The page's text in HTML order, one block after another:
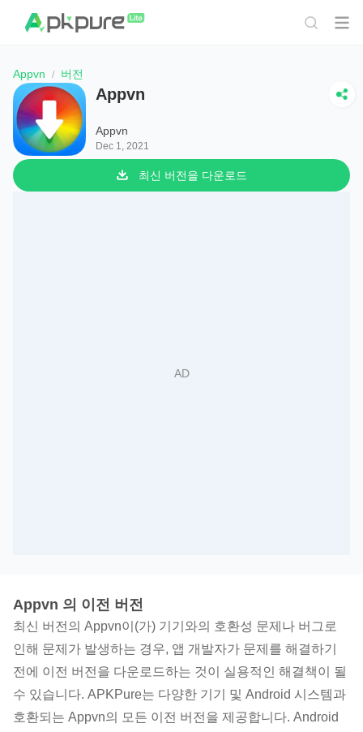
Appvn 버전
Appvn
Appvn
Dec 1, 2021
최신 버전을 다운로드
Appvn 의 이전 버전
최신 버전의 Appvn이(가) 기기와의 호환성 문제나 버그로
인해 문제가 발생하는 경우, 앱 개발자가 문제를 해결하기
전에 이전 버전을 다운로드하는 것이 실용적인 해결책이 될
수 있습니다. APKPure는 다양한 기기 및 Android 시스템과
호환되는 Appvn의 모든 이전 버전을 제공합니다. Android